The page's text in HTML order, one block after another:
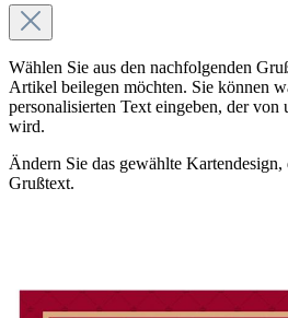
Wählen Sie aus den nachfolgenden
Artikel beilegen möchten. Sie können
personalisierten Text eingeben, der
wird.
Ändern Sie das gewählte
Grußtext.